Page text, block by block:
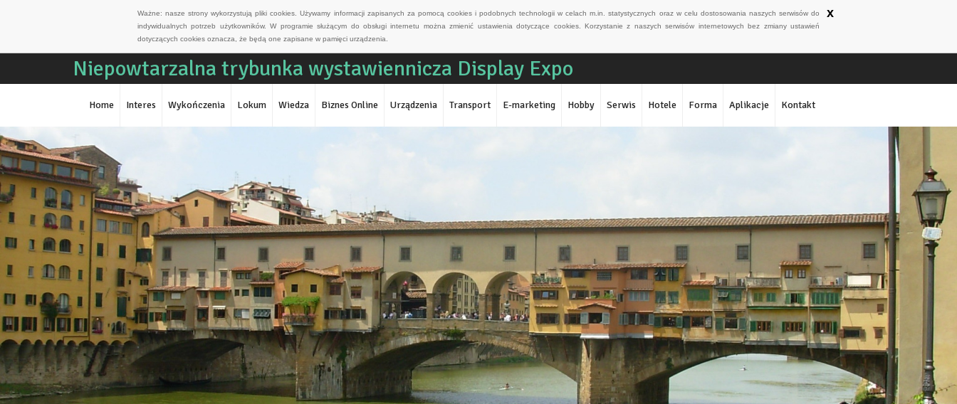
Ważne: nasze strony wykorzystują pliki cookies. Używamy informacji zapisanych za pomocą cookies i podobnych technologii w celach m.in. statystycznych oraz w celu dostosowania naszych serwisów do
indywidualnych potrzeb użytkowników. W programie służącym do obsługi internetu można zmienić ustawienia dotyczące cookies. Korzystanie z naszych serwisów internetowych bez zmiany ustawień
dotyczących cookies oznacza, że będą one zapisane w pamięci urządzenia.
x
Niepowtarzalna trybunka wystawiennicza Display Expo
Home Interes Wykończenia Lokum Wiedza Biznes Online Urządzenia Transport E-marketing Hobby Serwis Hotele Forma Aplikacje Kontakt